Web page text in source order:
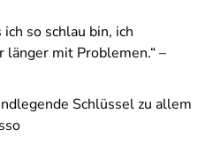
so schlau bin, ich
länger mit Problemen.“ –
Schlüssel zu allem